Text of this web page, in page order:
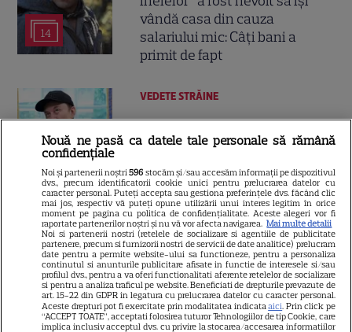
14
vândă casa din cauza
salariului mic: Câți bani a
primit de fapt
14
VEDETE STRĂINE
Elon Musk, atac la adresa
regizorului premiat cu Oscar
despre viața sa. Filmul are 232
de minute
3
VEDETE STRĂINE
Marvel are un nou Black
Panther. David Jonsson preia
moștenirea lui Chadwick
Boseman
Nouă ne pasă ca datele tale personale să rămână
confidențiale
Noi și partenerii noștri596 stocăm și/sau accesăm informații pe dispozitivul
dvs., precum identificatorii cookie unici pentru prelucrarea datelor cu
caracter personal. Puteți accepta sau gestiona preferințele dvs. făcând clic
mai jos, respectiv vă puteți opune utilizării unui interes legitim în orice
moment pe pagina cu politica de confidențialitate. Aceste alegeri vor fi
raportate partenerilor noștri și nu vă vor afecta navigarea. Mai multe detalii
Noi si partenerii nostri (retelele de socializare si agentiile de publicitate
partenere, precum si furnizorii nostri de servicii de date analitice) prelucram
date pentru a permite website-ului sa functioneze, pentru a personaliza
continutul si anunturile publicitare afisate in functie de interesele si/sau
profilul dvs., pentru a va oferi functionalitati aferente retelelor de socializare
si pentru a analiza traficul pe website. Beneficiati de drepturile prevazute de
art. 15-22 din GDPR in legatura cu prelucrarea datelor cu caracter personal.
Aceste drepturi pot fi exercitate prin modalitatea indicataaici. Prin click pe
“ACCEPT TOATE”, acceptati folosirea tuturor Tehnologiilor de tip Cookie, care
implica inclusiv acceptul dvs. cu privire la stocarea/accesarea informatiilor